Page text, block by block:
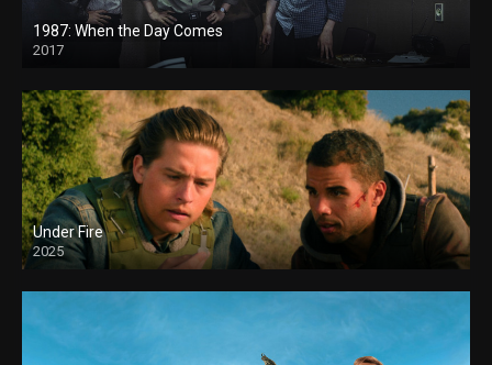
1987: When the Day Comes
2017
Under Fire
2025